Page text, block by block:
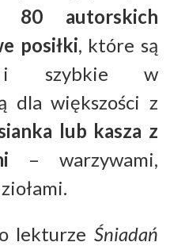
80 autorskich
posiłki, które są
i szybkie w
dla większości z
lub kasza z
– warzywami,
lekturze Śniadań